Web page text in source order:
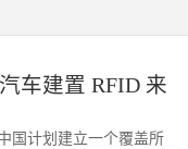
车建置 RFID 来
国计划建立一个覆盖所